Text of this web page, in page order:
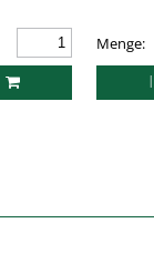
Menge: